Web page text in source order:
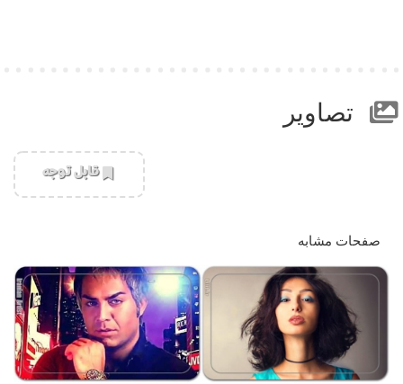
تصاویر
‌قابل توجه
صفحات مشابه